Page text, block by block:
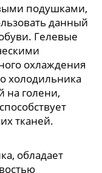
подушками,
данный
Гелевые
охлаждения
холодильника
на голени,
тканей.
обладает